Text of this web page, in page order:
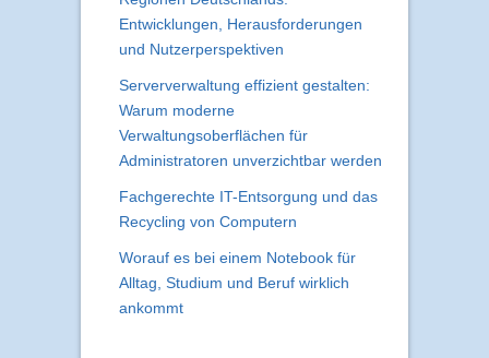
Entwicklungen, Herausforderungen
und Nutzerperspektiven
Serververwaltung effizient gestalten:
Warum moderne
Verwaltungsoberflächen für
Administratoren unverzichtbar werden
Fachgerechte IT-Entsorgung und das
Recycling von Computern
Worauf es bei einem Notebook für
Alltag, Studium und Beruf wirklich
ankommt